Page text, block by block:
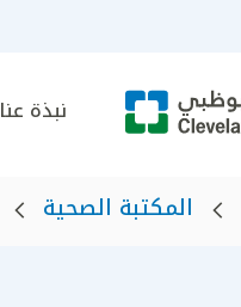
نبذة عنا
المكتبة الصحية